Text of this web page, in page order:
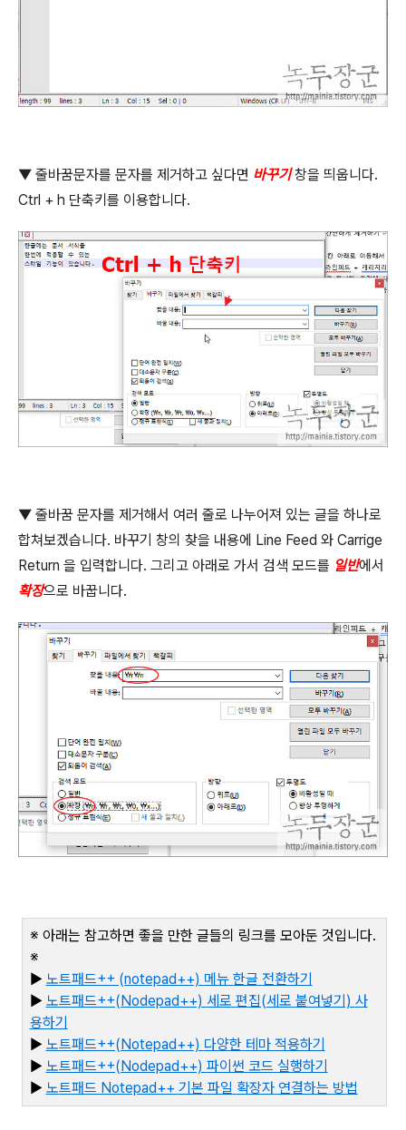
▼ 줄바꿈문자를 문자를 제거하고 싶다면 바꾸기 창을 띄웁니다.
Ctrl + h 단축키를 이용합니다.
▼ 줄바꿈 문자를 제거해서 여러 줄로 나누어져 있는 글을 하나로
합쳐보겠습니다. 바꾸기 창의 찾을 내용에 Line Feed 와 Carrige
Return 을 입력합니다. 그리고 아래로 가서 검색 모드를 일반에서
확장으로 바꿉니다.
※ 아래는 참고하면 좋을 만한 글들의 링크를 모아둔 것입니다.
※
▶ 노트패드++ (notepad++) 메뉴 한글 전환하기
▶ 노트패드++(Nodepad++) 세로 편집(세로 붙여넣기) 사
용하기
▶ 노트패드++(Notepad++) 다양한 테마 적용하기
▶ 노트패드++(Nodepad++) 파이썬 코드 실행하기
▶ 노트패드 Notepad++ 기본 파일 확장자 연결하는 방법